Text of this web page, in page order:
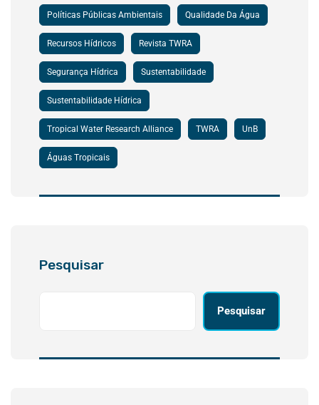
Políticas Públicas Ambientais Qualidade Da Água
Recursos Hídricos Revista TWRA
Segurança Hídrica Sustentabilidade
Sustentabilidade Hídrica
Tropical Water Research Alliance TWRA UnB
Águas Tropicais
Pesquisar
Pesquisar